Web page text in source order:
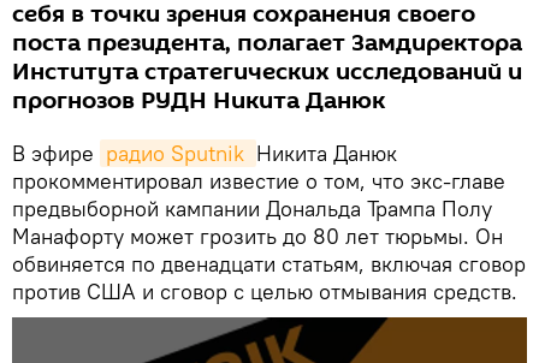
себя в точки зрения сохранения своего
поста президента, полагает Замдиректора
Института стратегических исследований и
прогнозов РУДН Никита Данюк
В эфире радио Sputnik Никита Данюк
прокомментировал известие о том, что экс-главе
предвыборной кампании Дональда Трампа Полу
Манафорту может грозить до 80 лет тюрьмы. Он
обвиняется по двенадцати статьям, включая сговор
против США и сговор с целью отмывания средств.